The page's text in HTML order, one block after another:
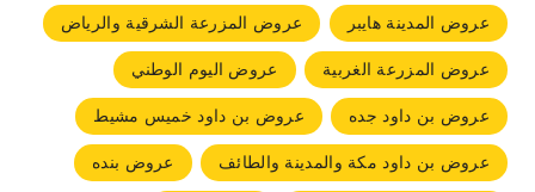
عروض المدينة هايبر
عروض المزرعة الشرقية والرياض
عروض المزرعة الغربية
عروض اليوم الوطني
عروض بن داود جده
عروض بن داود خميس مشيط
عروض بن داود مكة والمدينة والطائف
عروض بنده